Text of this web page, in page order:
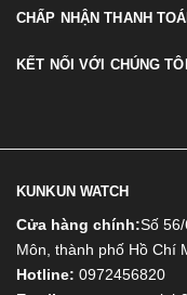
CHẤP NHẬN THANH
KẾT NỐI VỚI CHÚNG TÔI
KUNKUN WATCH
Cửa hàng chính:Số
Môn, thành phố Hồ Chí
Hotline: 0972456820